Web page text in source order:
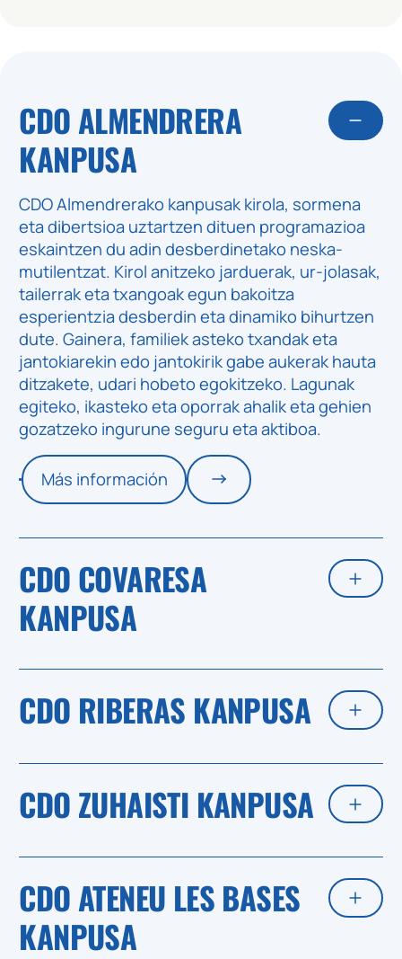
CDO ALMENDRERA
KANPUSA
CDO Almendrerako kanpusak kirola, sormena
eta dibertsioa uztartzen dituen programazioa
eskaintzen du adin desberdinetako neska-
mutilentzat. Kirol anitzeko jarduerak, ur-jolasak,
tailerrak eta txangoak egun bakoitza
esperientzia desberdin eta dinamiko bihurtzen
dute. Gainera, familiek asteko txandak eta
jantokiarekin edo jantokirik gabe aukerak hauta
ditzakete, udari hobeto egokitzeko. Lagunak
egiteko, ikasteko eta oporrak ahalik eta gehien
gozatzeko ingurune seguru eta aktiboa.
Más información
CDO COVARESA
KANPUSA
CDO RIBERAS KANPUSA
CDO ZUHAISTI KANPUSA
CDO ATENEU LES BASES
KANPUSA